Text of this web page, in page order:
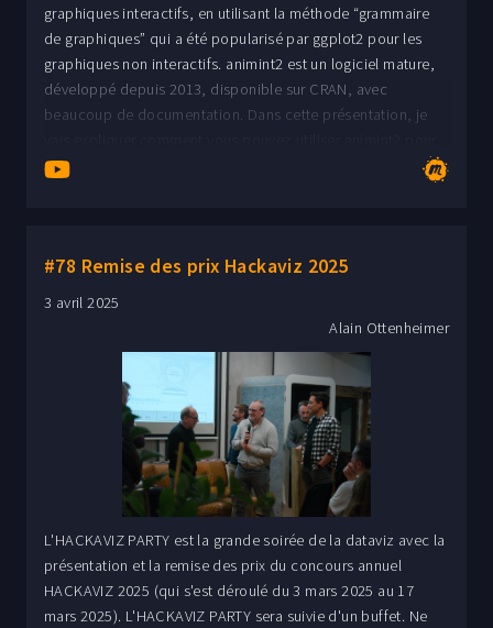
graphiques interactifs, en utilisant la méthode “grammaire
de graphiques” qui a été popularisé par ggplot2 pour les
graphiques non interactifs. animint2 est un logiciel mature,
développé depuis 2013, disponible sur CRAN, avec
beaucoup de documentation. Dans cette présentation, je
créer et partager les graphiques interactifs. Toby Dylan
University (2018-2024), il est maintenant professeur agrégé à
nombreux paquets R. Il a encadré plus de 30 étudiants en
recherche et contribué au projet R via le Google Summer of
#78 Remise des prix Hackaviz 2025
3 avril 2025
Alain Ottenheimer
L'HACKAVIZ PARTY est la grande soirée de la dataviz avec la
présentation et la remise des prix du concours annuel
HACKAVIZ 2025 (qui s'est déroulé du 3 mars 2025 au 17
mars 2025). L'HACKAVIZ PARTY sera suivie d'un buffet. Ne